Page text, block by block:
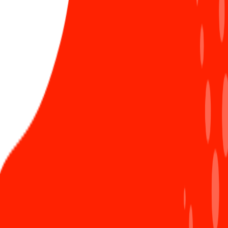
Tâm thế của các tân chủ nhân giải thưởng SAA
2024 trước thềm năm mới
593 Lượt xem
Chứng nhận ISO/IEC 27001:2022: Bước tiến vững
chắc khẳng định vị thế Sun*
859 Lượt xem
Ra mắt Secure coding guideline - “Must-read
guideline” dành cho các lập trình viên Sun*